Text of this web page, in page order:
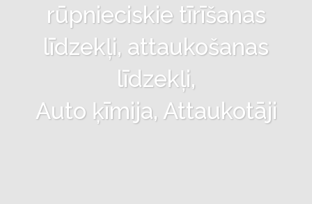
rūpnieciskie tīrīšanas
līdzekļi, attaukošanas
līdzekļi,
Auto ķīmija, Attaukotāji